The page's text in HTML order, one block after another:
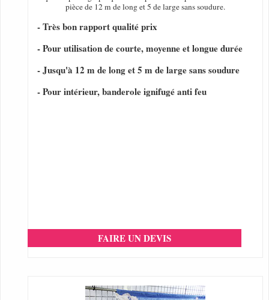
pièce de 12 m de long et 5 de large sans soudure.
- Très bon rapport qualité prix
- Pour utilisation de courte, moyenne et longue durée
- Jusqu'à 12 m de long et 5 m de large sans soudure
- Pour intérieur, banderole ignifugé anti feu
FAIRE UN DEVIS